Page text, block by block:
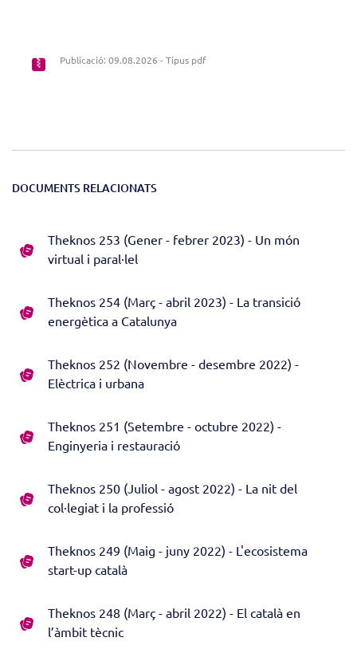
Publicació: 09.08.2026 - Tipus pdf
DOCUMENTS RELACIONATS
Theknos 253 (Gener - febrer 2023) - Un món
virtual i paral·lel
Theknos 254 (Març - abril 2023) - La transició
energètica a Catalunya
Theknos 252 (Novembre - desembre 2022) -
Elèctrica i urbana
Theknos 251 (Setembre - octubre 2022) -
Enginyeria i restauració
Theknos 250 (Juliol - agost 2022) - La nit del
col·legiat i la professió
Theknos 249 (Maig - juny 2022) - L'ecosistema
start-up català
Theknos 248 (Març - abril 2022) - El català en
l’àmbit tècnic